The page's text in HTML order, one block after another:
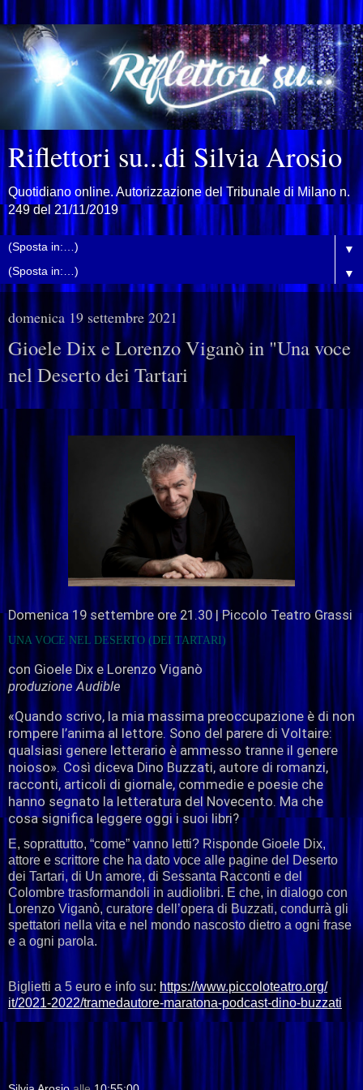
Riflettori su...di Silvia Arosio
Quotidiano online. Autorizzazione del Tribunale di Milano n.
249 del 21/11/2019
▼
▼
domenica 19 settembre 2021
Gioele Dix e Lorenzo Viganò in "Una voce
nel Deserto dei Tartari
Domenica 19 settembre ore 21.30 | Piccolo Teatro Grassi
UNA VOCE NEL DESERTO (DEI TARTARI)
con Gioele Dix e Lorenzo Viganò
produzione Audible
«Quando scrivo, la mia massima preoccupazione è di non
rompere l’anima al lettore. Sono del parere di Voltaire:
qualsiasi genere letterario è ammesso tranne il genere
noioso». Così diceva Dino Buzzati, autore di romanzi,
racconti, articoli di giornale, commedie e poesie che
hanno segnato la letteratura del Novecento. Ma che
cosa significa leggere oggi i suoi libri?
E, soprattutto, “come” vanno letti? Risponde Gioele Dix,
attore e scrittore che ha dato voce alle pagine del Deserto
dei Tartari, di Un amore, di Sessanta Racconti e del
Colombre trasformandoli in audiolibri. E che, in dialogo con
Lorenzo Viganò, curatore dell’opera di Buzzati, condurrà gli
spettatori nella vita e nel mondo nascosto dietro a ogni frase
e a ogni parola.
Biglietti a 5 euro e info su: https://www.piccoloteatro.org/
it/2021-2022/tramedautore-maratona-podcast-dino-buzzati